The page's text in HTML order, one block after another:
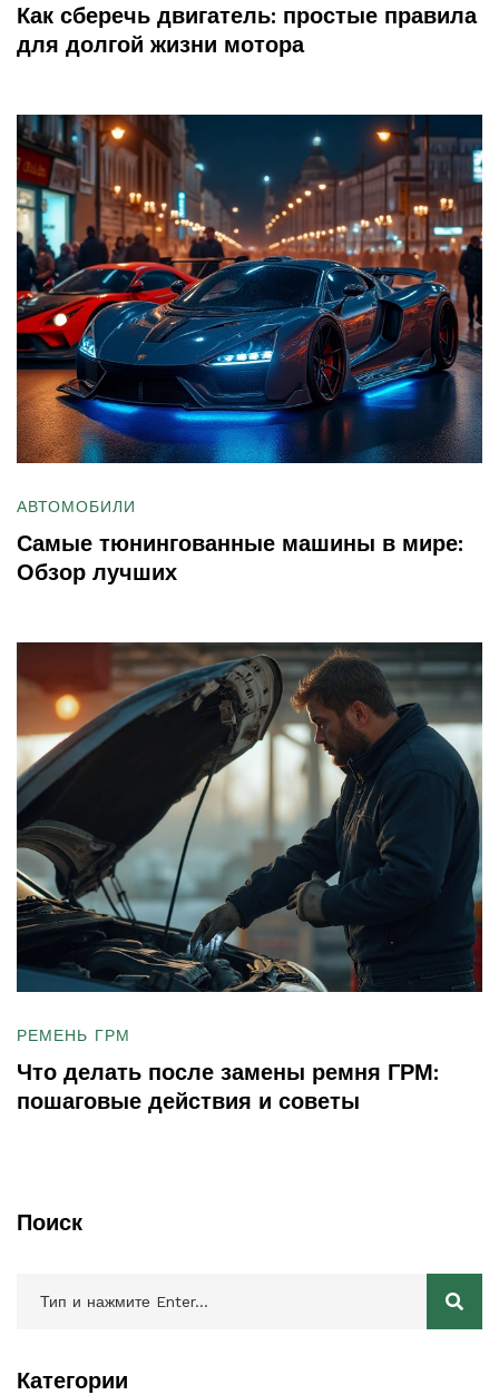
Как сберечь двигатель: простые правила
для долгой жизни мотора
АВТОМОБИЛИ
Самые тюнингованные машины в мире:
Обзор лучших
РЕМЕНЬ ГРМ
Что делать после замены ремня ГРМ:
пошаговые действия и советы
Поиск
Категории